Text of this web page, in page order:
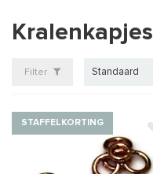
Kralenkapjes
Filter Standaard
STAFFELKORTING